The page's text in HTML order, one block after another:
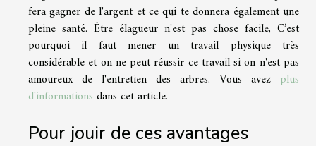
fera gagner de l'argent et ce qui te donnera également une
pleine santé. Être élagueur n'est pas chose facile, C’est
pourquoi il faut mener un travail physique très
considérable et on ne peut réussir ce travail si on n'est pas
amoureux de l'entretien des arbres. Vous avez plus
d'informations dans cet article.
Pour jouir de ces avantages